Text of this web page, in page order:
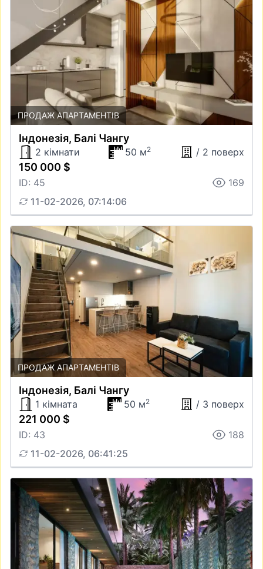
ПРОДАЖ АПАРТАМЕНТІВ
Iндонезiя, Балі Чангу
2 кімнати 50 м2 / 2 поверх
150 000 $
ID: 45
169
11-02-2026, 07:14:06
ПРОДАЖ АПАРТАМЕНТІВ
Iндонезiя, Балі Чангу
1 кімната 50 м2 / 3 поверх
221 000 $
ID: 43
188
11-02-2026, 06:41:25